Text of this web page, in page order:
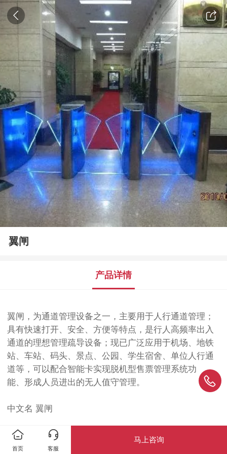
翼闸
产品详情
翼闸，为通道管理设备之一，主要用于人行通道管理；
具有快速打开、安全、方便等特点，是行人高频率出入
通道的理想管理疏导设备；现已广泛应用于机场、地铁
站、车站、码头、景点、公园、学生宿舍、单位人行通
道等，可以配合智能卡实现脱机型售票管理系统功
能、形成人员进出的无人值守管理。
中文名 翼闸
外文名 Wing brake
首页 客服
马上咨询